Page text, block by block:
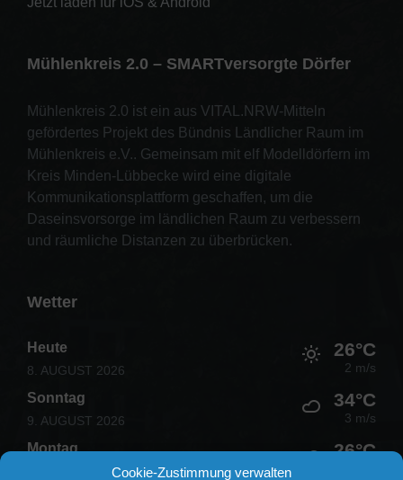
Cookie-Zustimmung verwalten
Mühlenkreis 2.0 – SMARTversorgte Dörfer
Mühlenkreis 2.0 ist ein aus VITAL.NRW-Mitteln
gefördertes Projekt des Bündnis Ländlicher Raum im
Mühlenkreis e.V.. Gemeinsam mit elf Modelldörfern im
Kreis Minden-Lübbecke wird eine digitale
Kommunikationsplattform geschaffen, um die
Daseinsvorsorge im ländlichen Raum zu verbessern
und räumliche Distanzen zu überbrücken.
Wetter
Heute
8. AUGUST 2026
26°C
2 m/s
Sonntag
9. AUGUST 2026
34°C
3 m/s
Montag
10. AUGUST 2026
26°C